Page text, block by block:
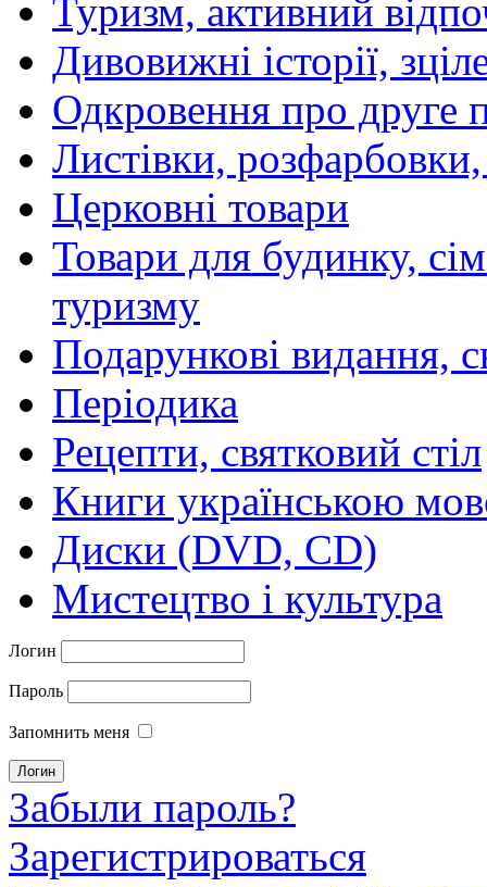
Туризм, активний
Дивовижні історії,
Одкровення про друге
Листівки,
Церковні товари
Товари для будинку,
туризму
Подарункові видання,
Періодика
Рецепти, святковий стіл
Книги українською
Диски (DVD, CD)
Мистецтво і культура
Логин
Пароль
Запомнить меня
Забыли пароль?
Зарегистрироваться